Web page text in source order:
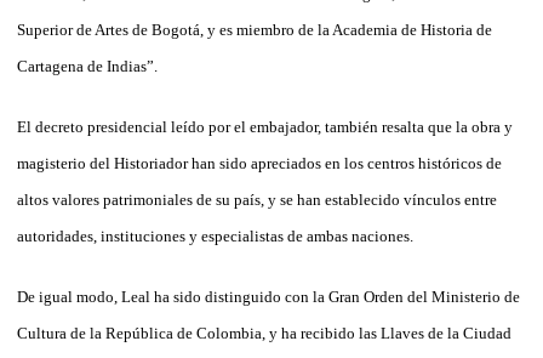
Superior de Artes de Bogotá, y es miembro de la Academia de Historia de
Cartagena de Indias”.
El decreto presidencial leído por el embajador, también resalta que la obra y
magisterio del Historiador han sido apreciados en los centros históricos de
altos valores patrimoniales de su país, y se han establecido vínculos entre
autoridades, instituciones y especialistas de ambas naciones.
De igual modo, Leal ha sido distinguido con la Gran Orden del Ministerio de
Cultura de la República de Colombia, y ha recibido las Llaves de la Ciudad